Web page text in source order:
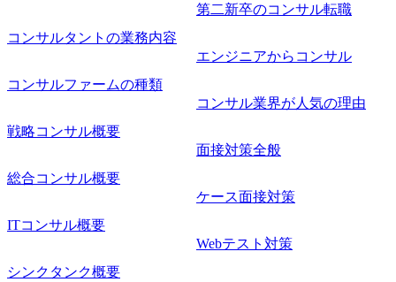
コンサルタントの業務内容
コンサルファームの種類
戦略コンサル概要
総合コンサル概要
ITコンサル概要
シンクタンク概要
第二新卒のコンサル転職
エンジニアからコンサル
コンサル業界が人気の理由
面接対策全般
ケース面接対策
Webテスト対策